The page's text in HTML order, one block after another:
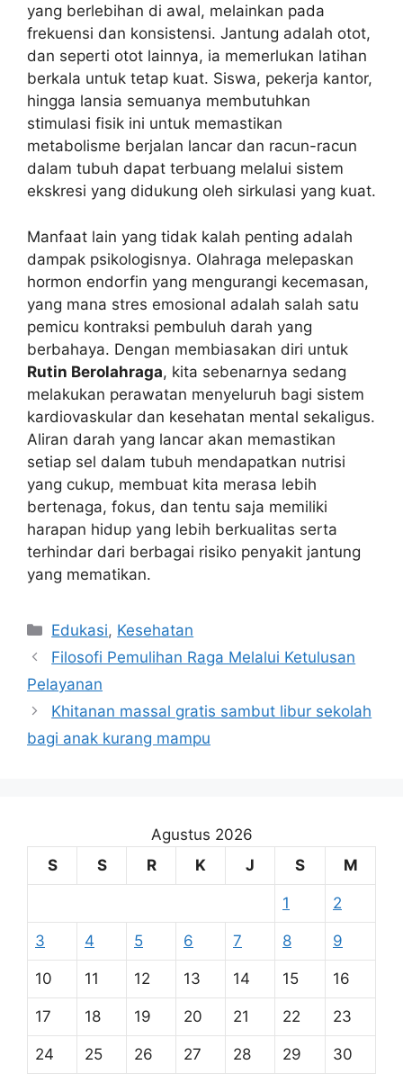
yang berlebihan di awal, melainkan pada
frekuensi dan konsistensi. Jantung adalah otot,
dan seperti otot lainnya, ia memerlukan latihan
berkala untuk tetap kuat. Siswa, pekerja kantor,
hingga lansia semuanya membutuhkan
stimulasi fisik ini untuk memastikan
metabolisme berjalan lancar dan racun-racun
dalam tubuh dapat terbuang melalui sistem
ekskresi yang didukung oleh sirkulasi yang kuat.
Manfaat lain yang tidak kalah penting adalah
dampak psikologisnya. Olahraga melepaskan
hormon endorfin yang mengurangi kecemasan,
yang mana stres emosional adalah salah satu
pemicu kontraksi pembuluh darah yang
berbahaya. Dengan membiasakan diri untuk
Rutin Berolahraga, kita sebenarnya sedang
melakukan perawatan menyeluruh bagi sistem
kardiovaskular dan kesehatan mental sekaligus.
Aliran darah yang lancar akan memastikan
setiap sel dalam tubuh mendapatkan nutrisi
yang cukup, membuat kita merasa lebih
bertenaga, fokus, dan tentu saja memiliki
harapan hidup yang lebih berkualitas serta
terhindar dari berbagai risiko penyakit jantung
yang mematikan.
Kategori
Edukasi, Kesehatan
Filosofi Pemulihan Raga Melalui Ketulusan
Pelayanan
Khitanan massal gratis sambut libur sekolah
bagi anak kurang mampu
Agustus 2026
S
S R K J S M
1 2
3 4 5 6 7 8 9
10 11 12 13 14 15 16
17 18 19 20 21 22 23
24 25 26 27 28 29 30